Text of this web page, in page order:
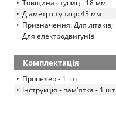
Товщина ступиці: 18 мм
Діаметр ступиці: 43 мм
Призначення: Для літаків;
Для електродвигунів
Комплектація
Пропелер - 1 шт
Інструкція - пам'ятка - 1 шт